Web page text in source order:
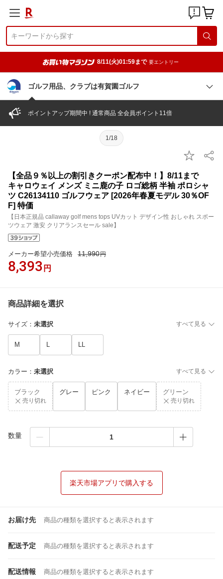
8/11(火)01:59まで 要エントリー
ゴルフ用品、クラブは有賀園ゴルフ
ポイントアップ期間中 ! 通常商品 全会員ポイント11倍
1/18
【全品９％以上の割引きクーポン配布中！】8/11まで
キャロウェイ メンズ ミニ鹿の子 ロゴ総柄 半袖 ポロシャ
ツ C26134110 ゴルフウェア [2026年春夏モデル 30％OF
F] 特価
【日本正規品 callaway golf mens tops UVカット デザイン性 おしゃれ スポー
ツウェア 激安 クリアランスセール sale】
メーカー希望小売価格 11,990円
8,393 円
商品詳細を選択
サイズ ： 未選択 すべて見る
M L LL
カラー ： 未選択 すべて見る
ブラック
売り切れ
グレー ピンク ネイビー グリーン
売り切れ
数量
楽天市場アプリで購入する
お届け先 商品の種類を選択すると表示されます
配送予定 商品の種類を選択すると表示されます
配送情報 商品の種類を選択すると表示されます